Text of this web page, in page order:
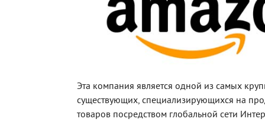
Эта компания является одной из самых
существующих, специализирующихся на
товаров посредством глобальной сети